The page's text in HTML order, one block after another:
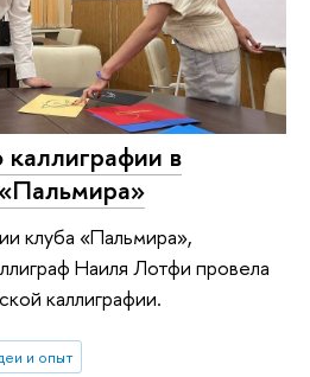
в
клуба «Пальмира»,
Наиля Лотфи провела
каллиграфии.
и опыт